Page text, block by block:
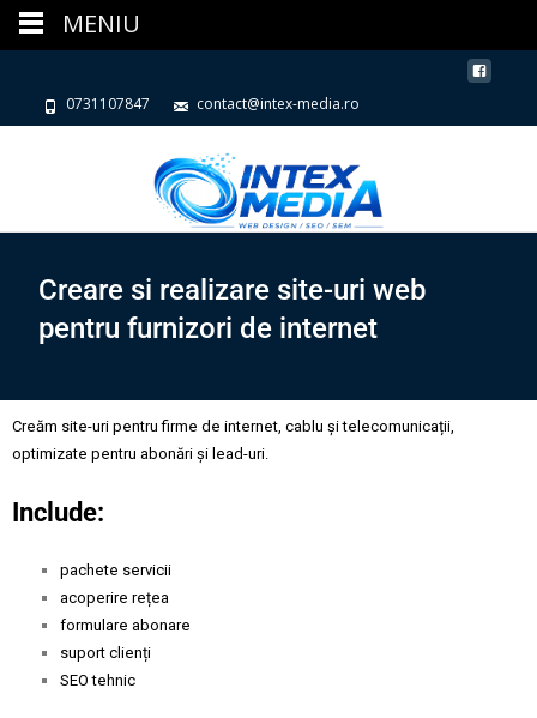
0731107847 contact@intex-media.ro
Creare si realizare site-uri web
pentru furnizori de internet
Creăm site-uri pentru firme de internet, cablu și telecomunicații,
optimizate pentru abonări și lead-uri.
Include:
pachete servicii
acoperire rețea
formulare abonare
suport clienți
SEO tehnic
MENIU